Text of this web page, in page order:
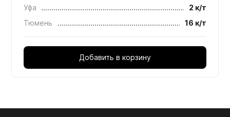
Уфа
2 к/т
Тюмень
16 к/т
Добавить в корзину